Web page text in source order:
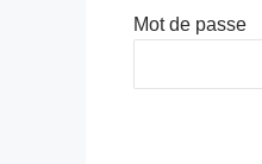
Mot de passe